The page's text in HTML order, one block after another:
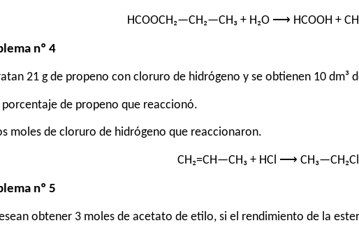
HCOOCH₂—CH₂—CH₃ + H₂O ⟶ HCOOH +
nº 4
21 g de propeno con cloruro de hidrógeno y se obtienen 10 dm³
porcentaje de propeno que reaccionó.
moles de cloruro de hidrógeno que reaccionaron.
CH₂=CH—CH₃ + HCl ⟶
nº 5
obtener 3 moles de acetato de etilo, si el rendimiento de la